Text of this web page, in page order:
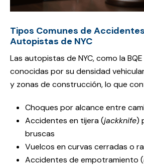
Tipos Comunes de
Autopistas de NYC
Las autopistas de NYC, como la
conocidas por su densidad
y zonas de construcción, lo que
Choques por alcance entre
Accidentes en tijera (jackknife)
bruscas
Vuelcos en curvas cerradas o
Accidentes de empotramiento (